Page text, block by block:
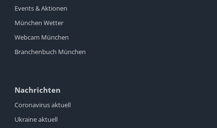
Events & Aktionen
München Wetter
Webcam München
Branchenbuch München
Nachrichten
Coronavirus aktuell
Ukraine aktuell